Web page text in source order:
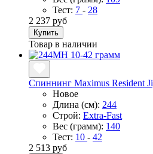
Тест: 7 - 28
2 237 руб
Купить
Товар в наличии
Спиннинг Maximus Resident
Новое
Длина (см): 244
Строй: Extra-Fast
Вес (грамм): 140
Тест: 10 - 42
2 513 руб